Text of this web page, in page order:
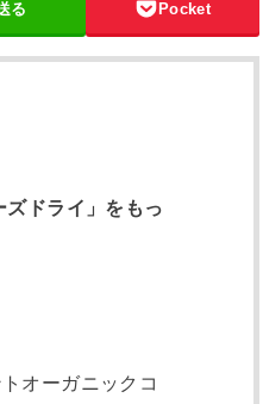
る Pocket
ドライ」をもっ
オーガニックコ